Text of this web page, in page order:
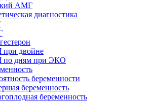
АМГ
диагностика
при двойне
по дням при ЭКО
беременности
беременность
беременность